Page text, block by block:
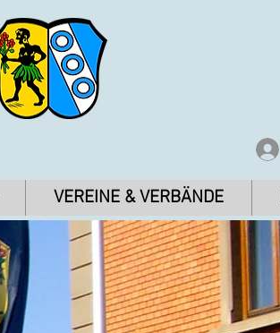
VEREINE & VERBÄNDE